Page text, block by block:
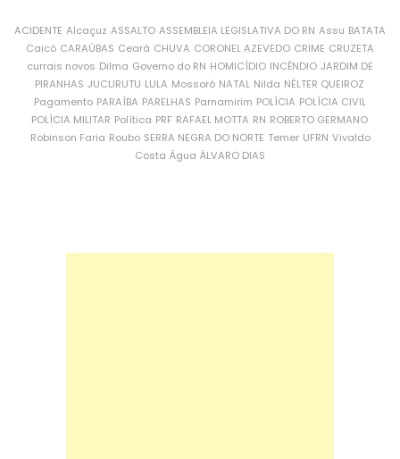
ACIDENTE Alcaçuz ASSALTO ASSEMBLEIA LEGISLATIVA DO RN Assu BATATA
Caicó CARAÚBAS Ceará CHUVA CORONEL AZEVEDO CRIME CRUZETA
currais novos Dilma Governo do RN HOMICÍDIO INCÊNDIO JARDIM DE
PIRANHAS JUCURUTU LULA Mossoró NATAL Nilda NÉLTER QUEIROZ
Pagamento PARAÍBA PARELHAS Parnamirim POLÍCIA POLÍCIA CIVIL
POLÍCIA MILITAR Política PRF RAFAEL MOTTA RN ROBERTO GERMANO
Robinson Faria Roubo SERRA NEGRA DO NORTE Temer UFRN Vivaldo
Costa Água ÁLVARO DIAS